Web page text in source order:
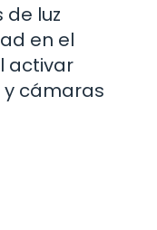
de luz
en el
activar
y cámaras